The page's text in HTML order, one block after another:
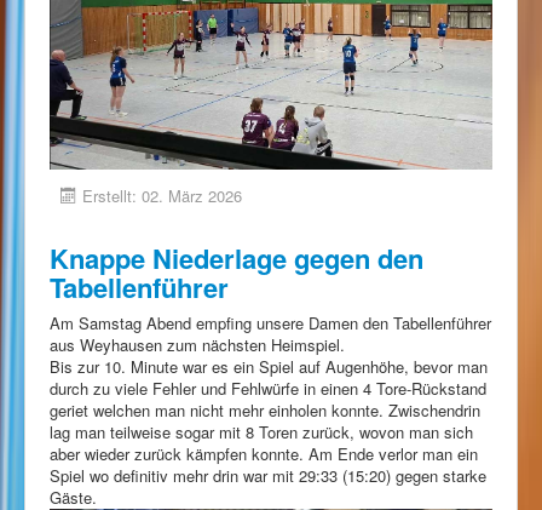
Erstellt: 02. März 2026
Knappe Niederlage gegen den
Tabellenführer
Am Samstag Abend empfing unsere Damen den Tabellenführer
aus Weyhausen zum nächsten Heimspiel.
Bis zur 10. Minute war es ein Spiel auf Augenhöhe, bevor man
durch zu viele Fehler und Fehlwürfe in einen 4 Tore-Rückstand
geriet welchen man nicht mehr einholen konnte. Zwischendrin
lag man teilweise sogar mit 8 Toren zurück, wovon man sich
aber wieder zurück kämpfen konnte. Am Ende verlor man ein
Spiel wo definitiv mehr drin war mit 29:33 (15:20) gegen starke
Gäste.